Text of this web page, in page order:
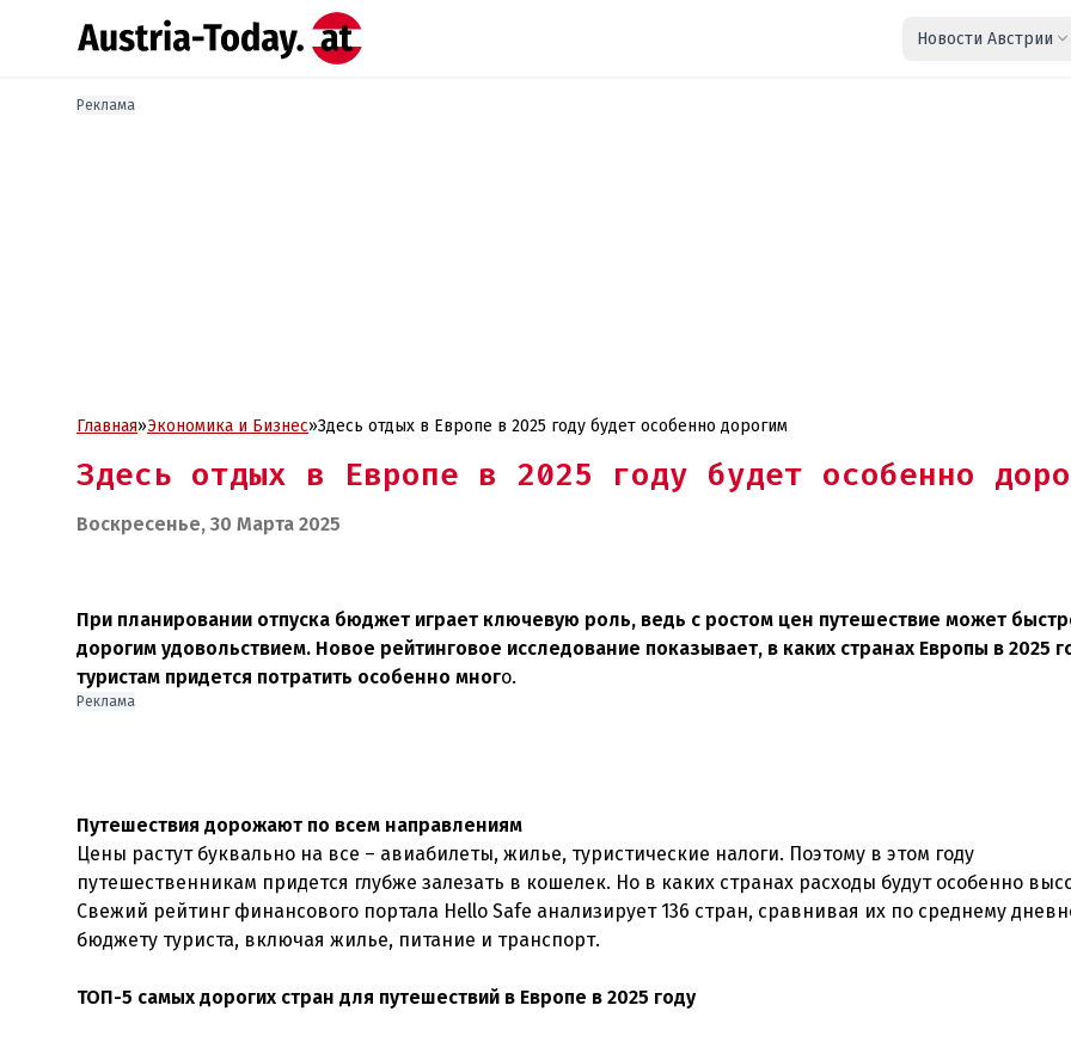
Новости Австрии
Реклама
Главная»Экономика и Бизнес»Здесь отдых в Европе в 2025 году будет особенно дорогим
Здесь отдых в Европе в 2025 году будет особенно
Воскресенье, 30 Марта 2025
При планировании отпуска бюджет играет ключевую роль, ведь с ростом цен путешествие может
дорогим удовольствием. Новое рейтинговое исследование показывает, в каких странах Европы в 2025
туристам придется потратить особенно много.
Реклама
Путешествия дорожают по всем направлениям
Цены растут буквально на все – авиабилеты, жилье, туристические налоги. Поэтому в этом году
путешественникам придется глубже залезать в кошелек. Но в каких странах расходы будут особенно
Свежий рейтинг финансового портала Hello Safe анализирует 136 стран, сравнивая их по среднему
бюджету туриста, включая жилье, питание и транспорт.
ТОП-5 самых дорогих стран для путешествий в Европе в 2025 году